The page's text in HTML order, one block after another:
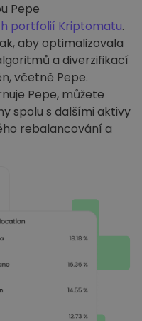
Pepe
portfolií Kriptomatu.
aby optimalizovala
a diverzifikací
včetně Pepe.
Pepe, můžete
spolu s dalšími aktivy
rebalancování a